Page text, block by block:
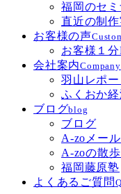
福岡のセ
直近の制
お客様の声
お客様１
会社案内Company
羽山レポ
ふくおか経
ブログblog
ブログ
A-zoメー
A-zoの散
福岡藤原塾
よくあるご質問